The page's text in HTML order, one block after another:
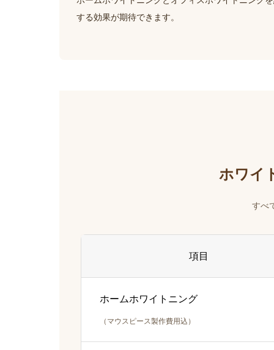
する効果が期待できます。
ホワイ
すべ
項目
ホームホワイトニング
（マウスピース製作費用込）